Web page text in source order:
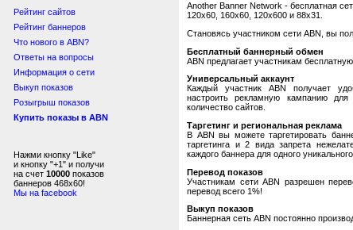
Рейтинг сайтов
Рейтинг баннеров
Что нового в ABN?
Ответы на вопросы
Информация о сети
Выкуп показов
Розыгрыш показов
Купить показы в ABN
Нажми кнопку "Like"
и кнопку "+1" и получи
на счет 10000 показов
баннеров 468x60!
Мы на facebook
Another Banner Network - бесплатная
120x60, 160x60, 120x600 и 88x31.
Становясь участником сети ABN, вы
Бесплатный баннерный обмен
ABN предлагает участникам
Универсальный аккаунт
Каждый участник ABN получает
настроить рекламную кампанию для
количество сайтов.
Таргетинг и региональная реклама
В ABN вы можете таргетировать
таргетинга и 2 вида запрета
каждого баннера для одного
Перевод показов
Участникам сети ABN разрешен
перевод всего 1%!
Выкуп показов
Баннерная сеть ABN постоянно